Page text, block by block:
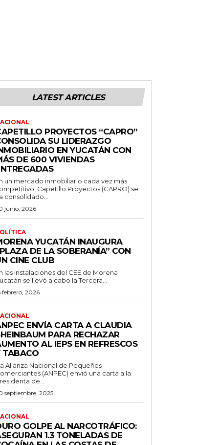
LATEST ARTICLES
PROYECTOS “CAPRO”
SU LIDERAZGO
EN YUCATÁN CON
DE 600 VIVIENDAS
un mercado inmobiliario cada vez más
Capetillo Proyectos (CAPRO) se
consolidado...
junio, 2026
YUCATÁN INAUGURA
DE LA SOBERANÍA” CON
CINE CLUB
las instalaciones del CEE de Morena
se llevó a cabo la Tercera...
febrero, 2026
ENVÍA CARTA A CLAUDIA
PARA RECHAZAR
AL IEPS EN REFRESCOS
TABACO
Alianza Nacional de Pequeños
(ANPEC) envió una carta a la
de...
septiembre, 2025
GOLPE AL NARCOTRÁFICO:
1.3 TONELADAS DE